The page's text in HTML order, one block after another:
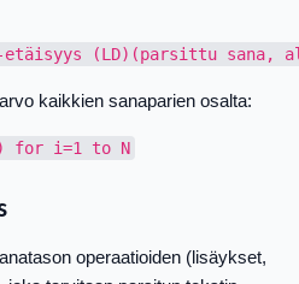
kaikkien sanaparien osalta:
operaatioiden (lisäykset,